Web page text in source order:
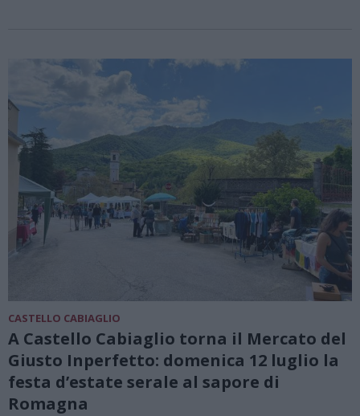
CASTELLO CABIAGLIO
A Castello Cabiaglio torna il Mercato del
Giusto Inperfetto: domenica 12 luglio la
festa d’estate serale al sapore di
Romagna